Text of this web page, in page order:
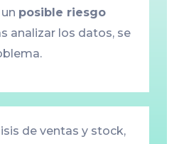
posible riesgo
analizar los datos, se
de ventas y stock,